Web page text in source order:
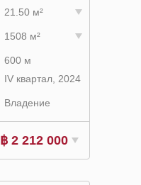
21.50 м²
1508 м²
600 м
IV квартал, 2024
Владение
฿ 2 212 000